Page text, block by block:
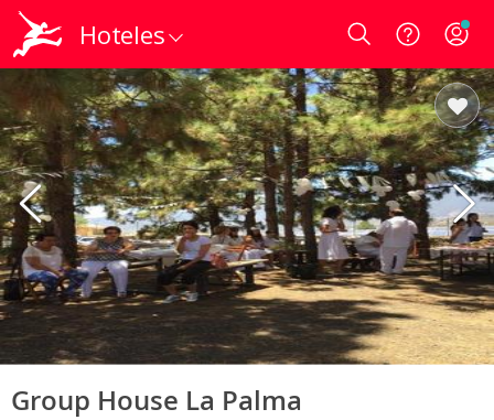
Hoteles Login
Group House La Palma